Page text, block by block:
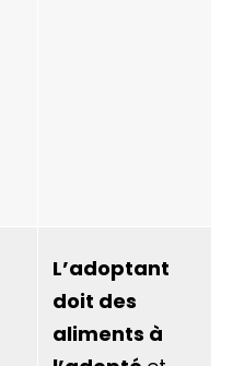
L’adoptant
doit des
aliments à